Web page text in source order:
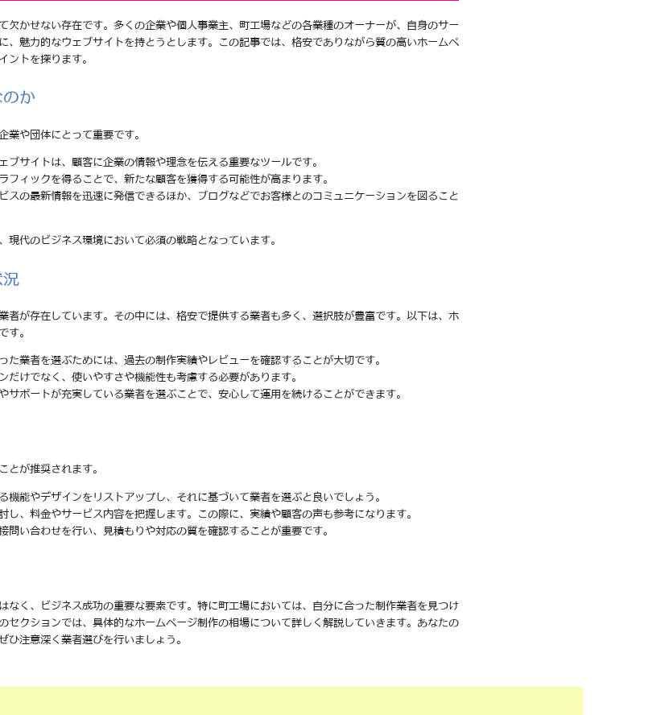
欠かせない存在です。多くの企業や個人事業主、町工場などの各業種のオーナーが、自身のサー
、魅力的なウェブサイトを持とうとします。この記事では、格安でありながら質の高いホームペ
ントを探ります。
か
業や団体にとって重要です。
ブサイトは、顧客に企業の情報や理念を伝える重要なツールです。
ィックを得ることで、新たな顧客を獲得する可能性が高まります。
スの最新情報を迅速に発信できるほか、ブログなどでお客様とのコミュニケーションを図ること
現代のビジネス環境において必須の戦略となっています。
況
者が存在しています。その中には、格安で提供する業者も多く、選択肢が豊富です。以下は、ホ
す。
た業者を選ぶためには、過去の制作実績やレビューを確認することが大切です。
だけでなく、使いやすさや機能性も考慮する必要があります。
サポートが充実している業者を選ぶことで、安心して運用を続けることができます。
とが推奨されます。
機能やデザインをリストアップし、それに基づいて業者を選ぶと良いでしょう。
し、料金やサービス内容を把握します。この際に、実績や顧客の声も参考になります。
問い合わせを行い、見積もりや対応の質を確認することが重要です。
なく、ビジネス成功の重要な要素です。特に町工場においては、自分に合った制作業者を見つけ
セクションでは、具体的なホームページ制作の相場について詳しく解説していきます。あなたの
ひ注意深く業者選びを行いましょう。